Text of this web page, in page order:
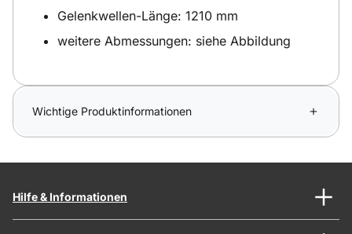
Gelenkwellen-Länge: 1210 mm
weitere Abmessungen: siehe Abbildung
Wichtige Produktinformationen
Hilfe & Informationen